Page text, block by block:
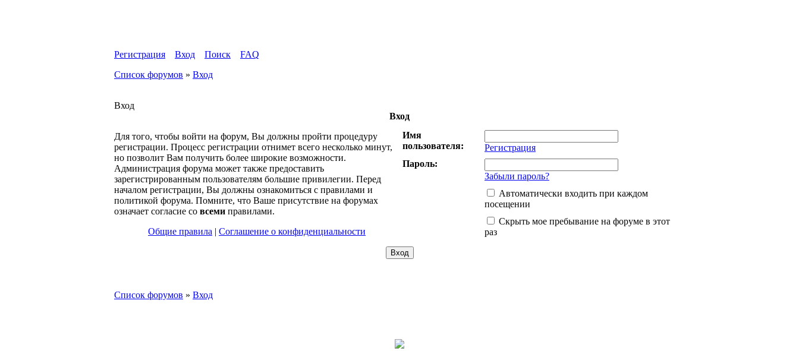
Регистрация Вход Поиск
FAQ
Список форумов » Вход
Вход
Вход
Для того, чтобы войти на форум, Вы должны пройти процедуру
регистрации. Процесс регистрации отнимет всего несколько минут,
но позволит Вам получить более широкие возможности.
Администрация форума может также предоставить
зарегистрированным пользователям большие привилегии. Перед
началом регистрации, Вы должны ознакомиться с правилами и
политикой форума. Помните, что Ваше присутствие на форумах
означает согласие со всеми правилами.
Общие правила | Соглашение о конфиденциальности
Имя
пользователя:
Регистрация
Пароль:
Забыли пароль?
Автоматически входить при каждом
посещении
Скрыть мое пребывание на форуме в этот
раз
Список форумов » Вход